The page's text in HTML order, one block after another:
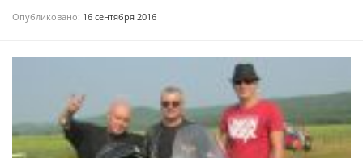
Опубликовано: 16 сентября 2016